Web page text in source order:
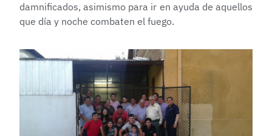
damnificados, asimismo para ir en ayuda de aquellos
que día y noche combaten el fuego.